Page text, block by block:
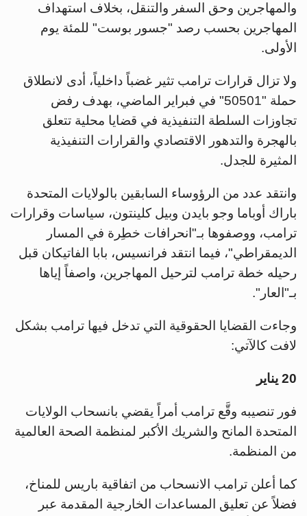
والمهاجرين وحق السفر والتنقل، بخلاف استهداف
المهاجرين بحسب رصد "جسور بوست" للمئة يوم
الأولى.
ولا تزال قرارات ترامب تثير غضباً داخلياً، أدى لانطلاق
حملة "50501" في فبراير الماضي، بهدف رفض
تجاوزات السلطة التنفيذية في قضايا محلية تتعلق
بالهجرة والتدهور الاقتصادي والقرارات التنفيذية
المثيرة للجدل.
وانتقد عدد من الرؤوساء السابقين بالولايات المتحدة
باراك أوباما وجو بايدن وبيل كلينتون، سياسات وقرارات
ترامب، ووصفوها بـ"انحرافات خطِرة في المسار
الديمقراطي"، فيما انتقد فرانسيس، بابا الفاتيكان قبل
رحيله خطة ترامب لترحيل المهاجرين، واصفاً إياها
بـ"العار".
وجاءت القضايا الحقوقية التي تدخل فيها ترامب بشكل
لافت كالآتي:
20 يناير
فور تنصيبه وقَّع ترامب أمراً يقضي بانسحاب الولايات
المتحدة المانح والشريك الأكبر لمنظمة الصحة العالمية
من المنظمة.
كما أعلن ترامب الانسحاب من اتفاقية باريس للمناخ،
فضلاً عن تعليق المساعدات الخارجية المقدمة عبر